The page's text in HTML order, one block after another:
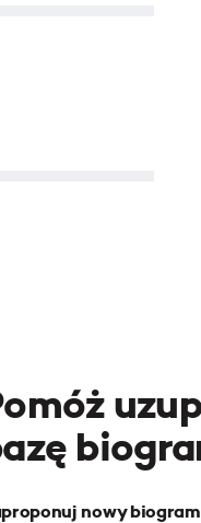
nowy biogram